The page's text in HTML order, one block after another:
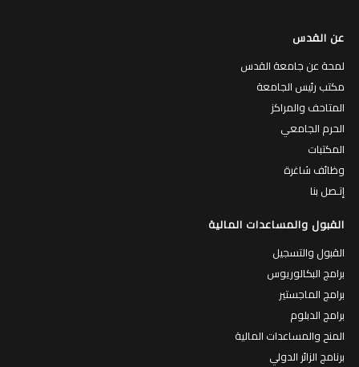
عن القدس
لمحة عن جامعة القدس
مكتب رئيس الجامعة
المتاحف والمراكز
الحرم الجامعي
المكتبات
وظائف شاغرة
إتـصل بنا
القبول والمساعدات المالية
القبول والتسجيل
برامج البكالوريوس
برامج الماجستير
برامج الدبلوم
المنح والمساعدات المالية
برنامج الزائر الدولي